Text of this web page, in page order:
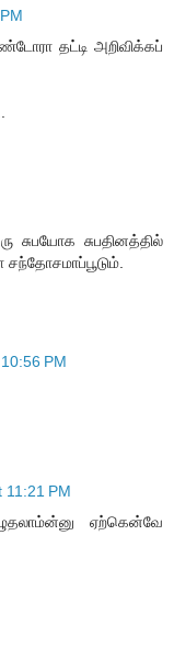
தட்டி அறிவிக்கப்
சுபயோக சுபதினத்தில்
PM
11:21 PM
ஏற்கென்வே